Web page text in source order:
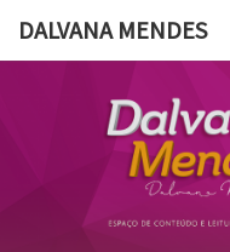
DALVANA MENDES